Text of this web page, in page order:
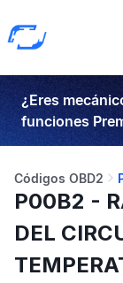
¿Eres
funciones
Códigos OBD2
P00B2 -
DEL